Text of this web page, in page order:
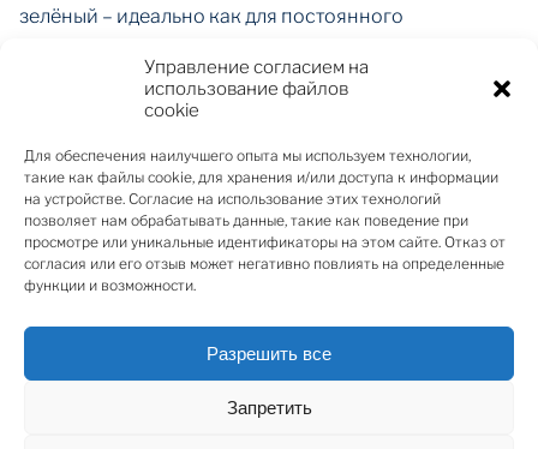
Управление согласием на
использование файлов
cookie
Для обеспечения наилучшего опыта мы используем технологии,
такие как файлы cookie, для хранения и/или доступа к информации
на устройстве. Согласие на использование этих технологий
позволяет нам обрабатывать данные, такие как поведение при
просмотре или уникальные идентификаторы на этом сайте. Отказ от
согласия или его отзыв может негативно повлиять на определенные
функции и возможности.
Разрешить все
Запретить
зелёный – идеально как для постоянного
В здании предусмотрено обновление лестничной
клетки, что повысит общее качество и долгосрочную
Квартиры можно зарезервировать уже на стадии
строительства с первоначальным взносом 15%.
Завершение проекта планируется в конце 2026 года.
Проект подходит как для жизни у моря, так и как
стабильная инвестиция в недвижимость Юрмалы.
ДОСТУПНЫЕ ОБЪЕКТЫ